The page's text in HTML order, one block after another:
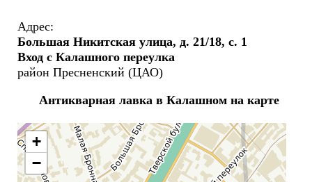
Адрес:
Большая Никитская улица, д. 21/18, с. 1
Вход с Калашного переулка
район Пресненский (ЦАО)
Антикварная лавка в Калашном на карте
+
−